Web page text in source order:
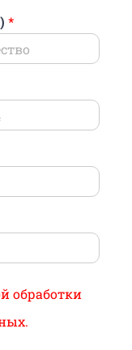
*
обработки